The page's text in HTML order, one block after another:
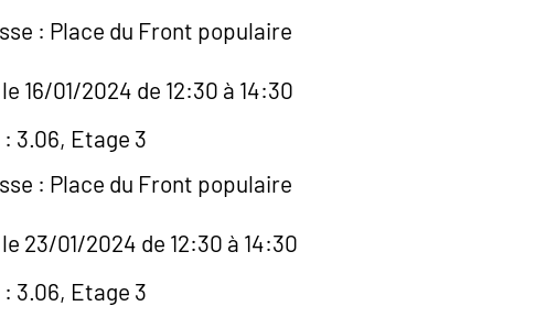
: Place du Front populaire
16/01/2024 de 12:30 à 14:30
: 3.06, Etage 3
: Place du Front populaire
23/01/2024 de 12:30 à 14:30
: 3.06, Etage 3